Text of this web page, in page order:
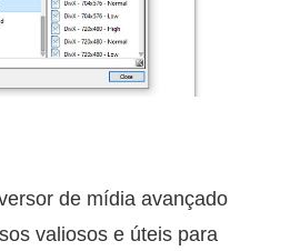
de mídia avançado
valiosos e úteis para